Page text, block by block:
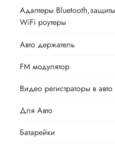
Адаптеры
WiFi роутеры
Авто держатель
FM модулятор
Видео регистраторы в
Для Авто
Батарейки